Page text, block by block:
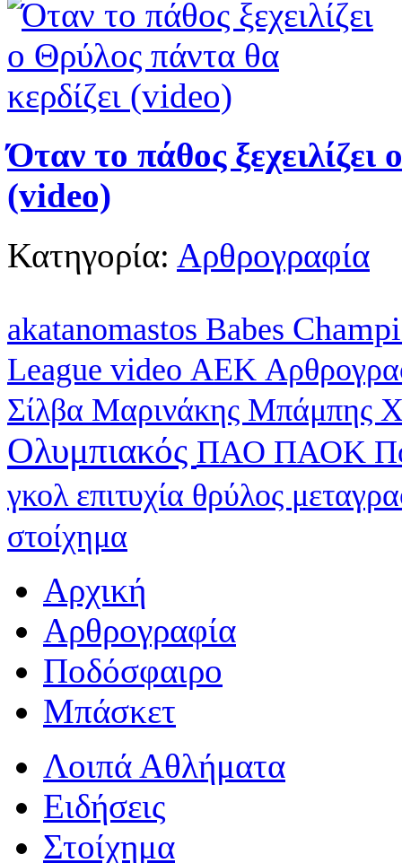
Όταν το πάθος
(video)
Κατηγορία: Αρθρογραφία
akatanomastos Babes
League video ΑΕΚ
Σίλβα Μαρινάκης Μπάμπης
Ολυμπιακός ΠΑΟ ΠΑΟΚ
γκολ επιτυχία θρύλος
στοίχημα
Αρχική
Αρθρογραφία
Ποδόσφαιρο
Μπάσκετ
Λοιπά Αθλήματα
Ειδήσεις
Στοίχημα